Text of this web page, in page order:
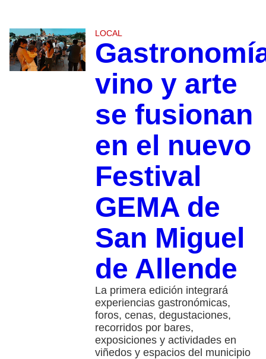
LOCAL
vino y arte
se fusionan
en el nuevo
Festival
GEMA de
San Miguel
de Allende
La primera edición integrará
experiencias gastronómicas,
foros, cenas, degustaciones,
recorridos por bares,
exposiciones y actividades en
viñedos y espacios del municipio